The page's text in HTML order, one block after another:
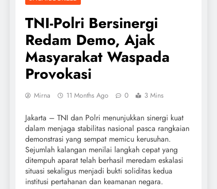
TNI-Polri Bersinergi
Redam Demo, Ajak
Masyarakat Waspada
Provokasi
Mirna 11 Months Ago 0 3 Mins
Jakarta – TNI dan Polri menunjukkan sinergi kuat
dalam menjaga stabilitas nasional pasca rangkaian
demonstrasi yang sempat memicu kerusuhan.
Sejumlah kalangan menilai langkah cepat yang
ditempuh aparat telah berhasil meredam eskalasi
situasi sekaligus menjadi bukti soliditas kedua
institusi pertahanan dan keamanan negara.